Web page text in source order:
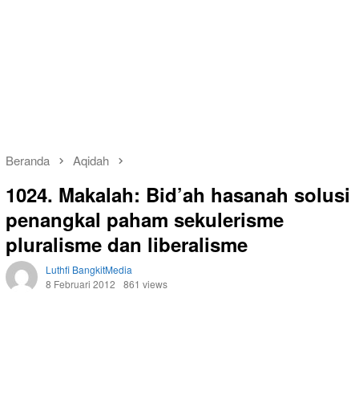
Beranda Aqidah
1024. Makalah: Bid’ah hasanah solusi
penangkal paham sekulerisme
pluralisme dan liberalisme
Luthfi BangkitMedia
8 Februari 2012
861 views